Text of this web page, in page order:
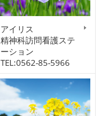
アイリス
精神科訪問看護ステ
ーション
TEL:0562-85-5966